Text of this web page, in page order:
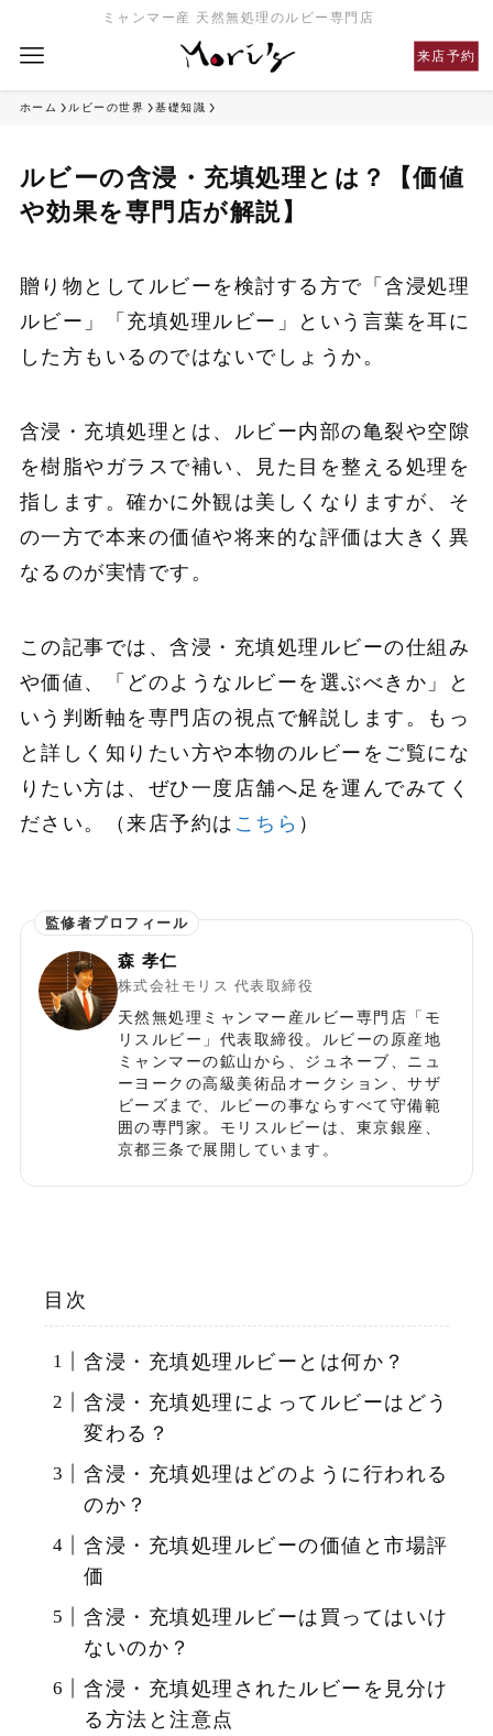
ミャンマー産 天然無処理のルビー専門店
来店予約
ホーム ルビーの世界 基礎知識
ルビーの含浸・充填処理とは？【価値
や効果を専門店が解説】
贈り物としてルビーを検討する方で「含浸処理
ルビー」「充填処理ルビー」という言葉を耳に
した方もいるのではないでしょうか。
含浸・充填処理とは、ルビー内部の亀裂や空隙
を樹脂やガラスで補い、見た目を整える処理を
指します。確かに外観は美しくなりますが、そ
の一方で本来の価値や将来的な評価は大きく異
なるのが実情です。
この記事では、含浸・充填処理ルビーの仕組み
や価値、「どのようなルビーを選ぶべきか」と
いう判断軸を専門店の視点で解説します。もっ
と詳しく知りたい方や本物のルビーをご覧にな
りたい方は、ぜひ一度店舗へ足を運んでみてく
ださい。（来店予約は こちら ）
森 孝仁
株式会社モリス 代表取締役
天然無処理ミャンマー産ルビー専門店「モ
リスルビー」代表取締役。ルビーの原産地
ミャンマーの鉱山から、ジュネーブ、ニュ
ーヨークの高級美術品オークション、サザ
ビーズまで、ルビーの事ならすべて守備範
囲の専門家。モリスルビーは、東京銀座、
京都三条で展開しています。
目次
含浸・充填処理ルビーとは何か？
含浸・充填処理によってルビーはどう
変わる？
含浸・充填処理はどのように行われる
のか？
含浸・充填処理ルビーの価値と市場評
価
含浸・充填処理ルビーは買ってはいけ
ないのか？
含浸・充填処理されたルビーを見分け
る方法と注意点